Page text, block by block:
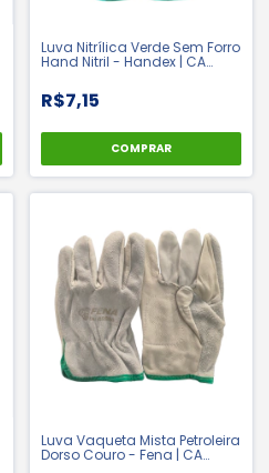
Luva Nitrílica Verde Sem Forro
Hand Nitril - Handex | CA
R$7,15
COMPRAR
Luva Vaqueta Mista Petroleira
Dorso Couro - Fena | CA